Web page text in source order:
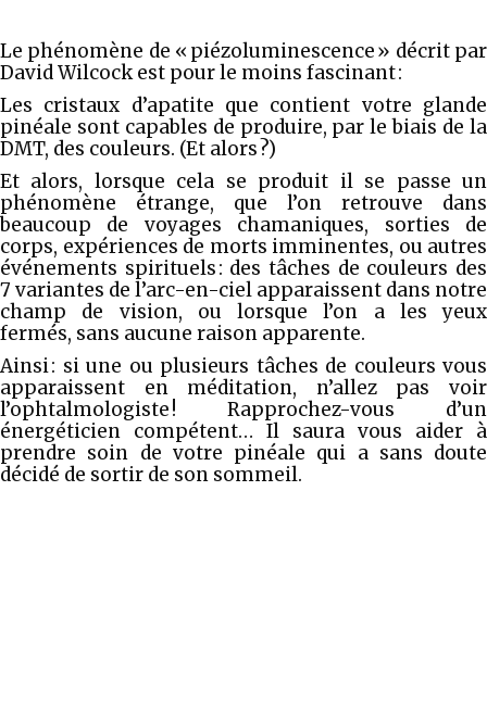
Le phénomène de « piézoluminescence » décrit par
David Wilcock est pour le moins fascinant :
Les cristaux d’apatite que contient votre glande
pinéale sont capables de produire, par le biais de la
DMT, des couleurs. (Et alors ?)
Et alors, lorsque cela se produit il se passe un
phénomène étrange, que l’on retrouve dans
beaucoup de voyages chamaniques, sorties de
corps, expériences de morts imminentes, ou autres
événements spirituels : des tâches de couleurs des
7 variantes de l’arc-en-ciel apparaissent dans notre
champ de vision, ou lorsque l’on a les yeux
fermés, sans aucune raison apparente.
Ainsi : si une ou plusieurs tâches de couleurs vous
apparaissent en méditation, n’allez pas voir
l’ophtalmologiste ! Rapprochez-vous d’un
énergéticien compétent… Il saura vous aider à
prendre soin de votre pinéale qui a sans doute
décidé de sortir de son sommeil.